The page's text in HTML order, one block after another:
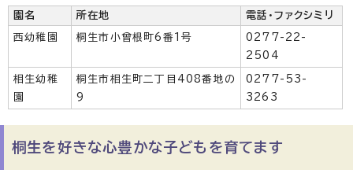
園名 所在地 電話・ファクシミリ
西幼稚園 桐生市小曾根町6番1号
0277-22-
2504
相生幼稚
園
桐生市相生町二丁目408番地の
9
0277-53-
3263
桐生を好きな心豊かな子どもを育てます